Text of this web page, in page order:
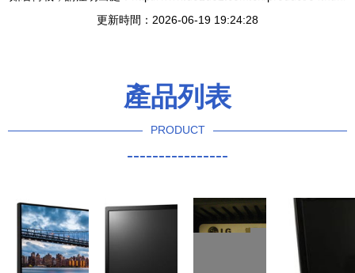
更新時間：2026-06-19 19:24:28
產品列表
PRODUCT
----------------